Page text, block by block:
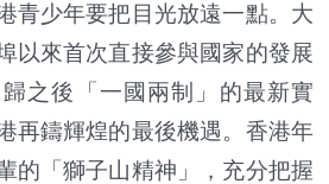
青少年要把目光放遠一點。大
以來首次直接參與國家的發展
之後「一國兩制」的最新實
再鑄輝煌的最後機遇。香港年
的「獅子山精神」，充分把握